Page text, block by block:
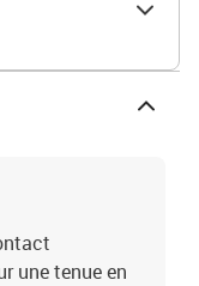
une tenue en